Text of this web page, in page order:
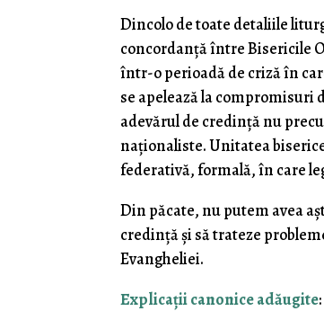
Dincolo de toate detaliile
concordanță între Bisericile
într-o perioadă de criză în
se apelează la compromisuri
adevărul de credință nu
naționaliste. Unitatea
federativă, formală, în care
Din păcate, nu putem avea
credință și să trateze
Evangheliei.
Explicații canonice adăugite